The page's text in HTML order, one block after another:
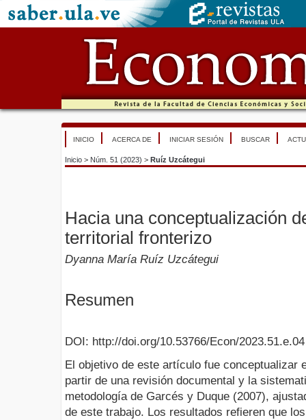
INICIO ACERCA DE INICIAR SESIÓN BUSCAR
Inicio > Núm. 51 (2023) > Ruíz Uzcátegui
Hacia una conceptualización
territorial fronterizo
Dyanna María Ruíz Uzcátegui
Resumen
DOI: http://doi.org/10.53766/Econ/2023.51.e.04
El objetivo de este artículo fue conceptualizar
partir de una revisión documental y la
metodología de Garcés y Duque (2007),
de este trabajo. Los resultados refieren que